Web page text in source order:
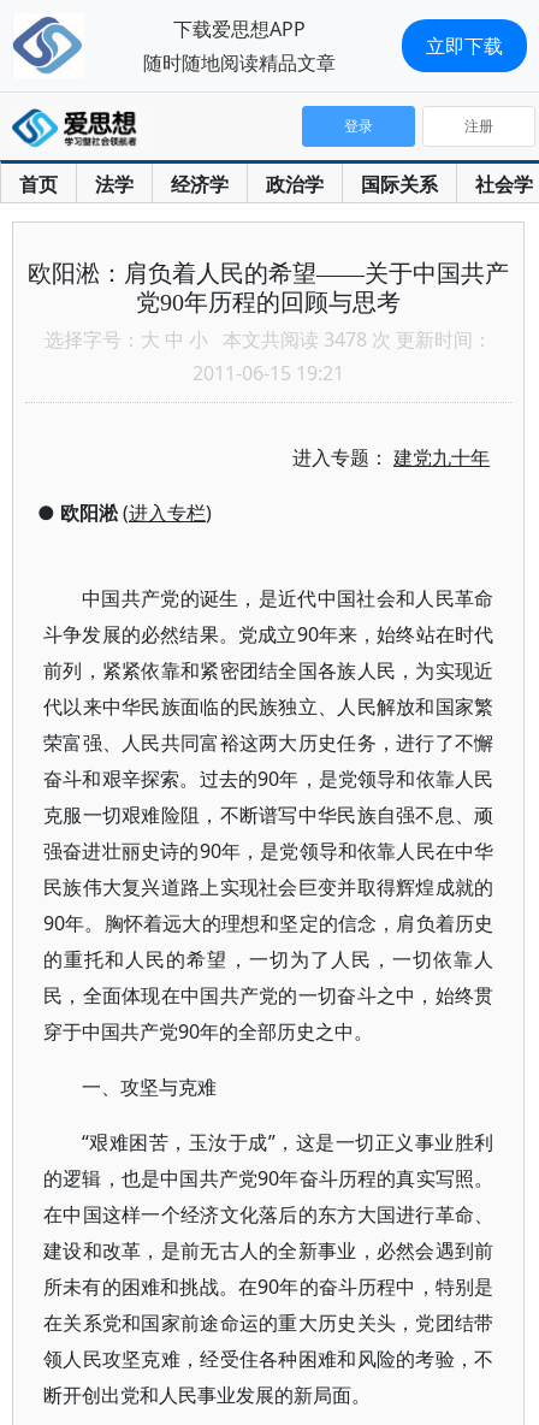
首页 法学 经济学 政治学 国际关系 社会学
登录 注册
欧阳淞：肩负着人民的希望——关于中国共产
党90年历程的回顾与思考
选择字号： 大 中 小 本文共阅读 3478 次 更新时间：
2011-06-15 19:21
进入专题：建党九十年
● 欧阳淞(进入专栏)
中国共产党的诞生，是近代中国社会和人民革命
斗争发展的必然结果。党成立90年来，始终站在时代
前列，紧紧依靠和紧密团结全国各族人民，为实现近
代以来中华民族面临的民族独立、人民解放和国家繁
荣富强、人民共同富裕这两大历史任务，进行了不懈
奋斗和艰辛探索。过去的90年，是党领导和依靠人民
克服一切艰难险阻，不断谱写中华民族自强不息、顽
强奋进壮丽史诗的90年，是党领导和依靠人民在中华
民族伟大复兴道路上实现社会巨变并取得辉煌成就的
90年。胸怀着远大的理想和坚定的信念，肩负着历史
的重托和人民的希望，一切为了人民，一切依靠人
民，全面体现在中国共产党的一切奋斗之中，始终贯
穿于中国共产党90年的全部历史之中。
一、攻坚与克难
“艰难困苦，玉汝于成”，这是一切正义事业胜利
的逻辑，也是中国共产党90年奋斗历程的真实写照。
在中国这样一个经济文化落后的东方大国进行革命、
建设和改革，是前无古人的全新事业，必然会遇到前
所未有的困难和挑战。在90年的奋斗历程中，特别是
在关系党和国家前途命运的重大历史关头，党团结带
领人民攻坚克难，经受住各种困难和风险的考验，不
断开创出党和人民事业发展的新局面。
下载爱思想APP
随时随地阅读精品文章
立即下载